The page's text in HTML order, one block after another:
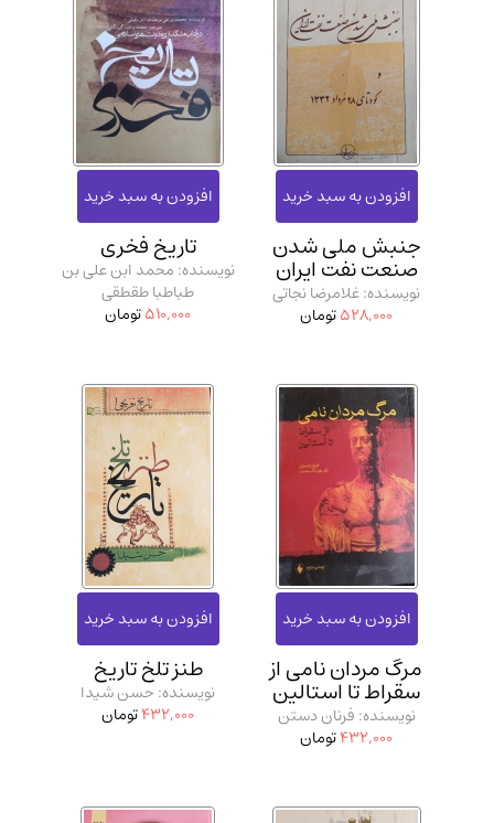
جنبش ملی شدن
صنعت نفت ایران
نویسنده: غلامرضا نجاتی
528,000تومان
تاریخ فخری
نویسنده: محمد ابن علی بن
طباطبا طقطقی
510,000تومان
مرگ مردان نامی از
سقراط تا استالین
نویسنده: فرنان دستن
432,000تومان
طنز تلخ تاریخ
نویسنده: حسن شیدا
432,000تومان